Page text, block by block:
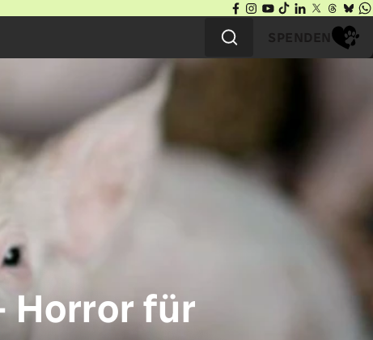
SPENDEN
Horror für